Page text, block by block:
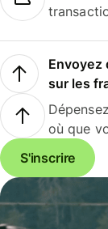
Envoyez
sur les
où que
S'inscrire